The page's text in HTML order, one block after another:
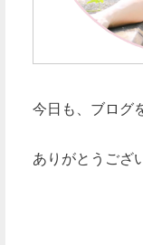
今日も、ブログ
ありがとうござ